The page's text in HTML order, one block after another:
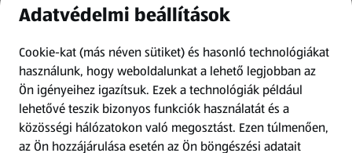
Információk
Kérdőív
Fizetési lehetőségek
Adatvédelmi beállítások
Cookie-kat (más néven sütiket) és hasonló technológiákat
használunk, hogy weboldalunkat a lehető legjobban az
Ön igényeihez igazítsuk. Ezek a technológiák például
lehetővé teszik bizonyos funkciók használatát és a
közösségi hálózatokon való megosztást. Ezen túlmenően,
az Ön hozzájárulása esetén az Ön böngészési adatait